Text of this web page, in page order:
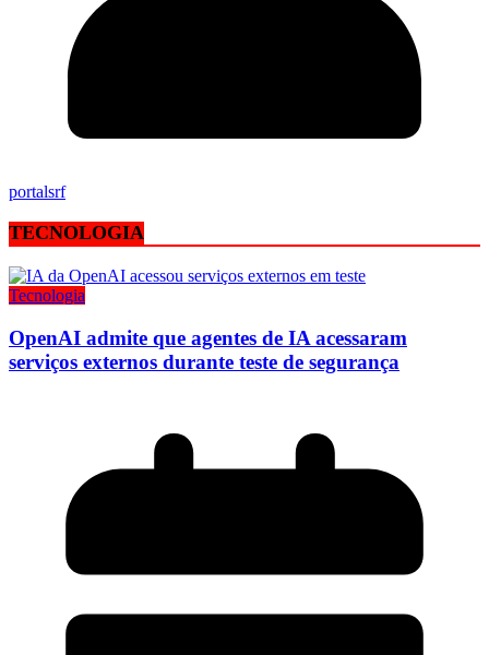
portalsrf
TECNOLOGIA
Tecnologia
OpenAI admite que agentes de IA acessaram
serviços externos durante teste de segurança